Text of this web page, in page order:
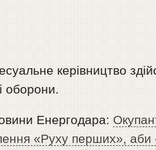
керівництво
оборони.
Енергодара:
«Руху перших», аби